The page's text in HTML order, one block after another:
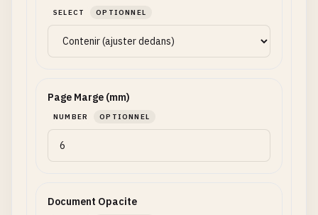
SELECT OPTIONNEL
Page Marge (mm)
NUMBER OPTIONNEL
Document Opacite